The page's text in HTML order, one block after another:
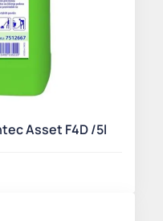
Asset F4D /5l